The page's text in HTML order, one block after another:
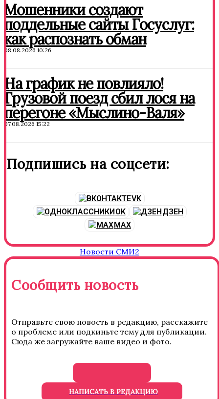
Мошенники создают
поддельные сайты Госуслуг:
как распознать обман
08.08.2026 10:26
На график не повлияло!
Грузовой поезд сбил лося на
перегоне «Мыслино-Валя»
07.08.2026 15:22
Подпишись на соцсети:
VK
OK
ДЗЕН
MAX
Новости СМИ2
Сообщить новость
Отправьте свою новость в редакцию, расскажите
о проблеме или подкиньте тему для публикации.
Сюда же загружайте ваше видео и фото.
НАПИСАТЬ В РЕДАКЦИЮ